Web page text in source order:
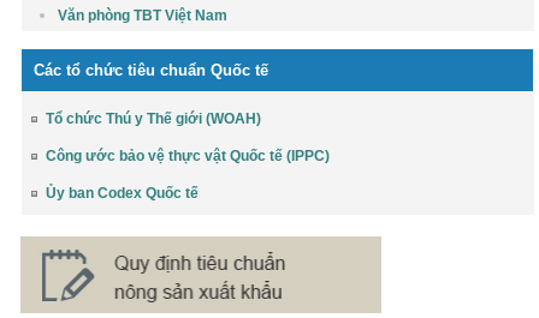
Văn phòng TBT Việt Nam
Các tổ chức tiêu chuẩn Quốc tế
Tổ chức Thú y Thế giới (WOAH)
Công ước bảo vệ thực vật Quốc tế (IPPC)
Ủy ban Codex Quốc tế